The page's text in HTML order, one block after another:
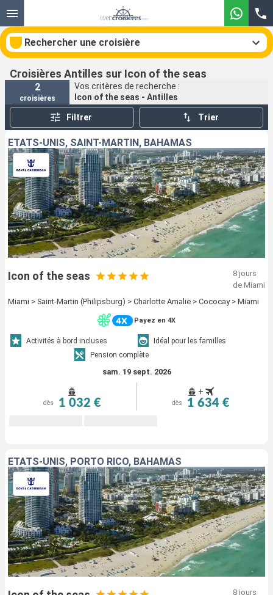
Rechercher une croisière
Nos destinations
Mois de départ
Ports Compagnies
Rechercher
Croisières Antilles sur Icon of the seas
2
croisières
Vos critères de recherche :
Icon of the seas - Antilles
Filtrer Trier
ÉTATS-UNIS, SAINT-MARTIN, BAHAMAS
Icon of the seas
8 jours
de Miami
Miami > Saint-Martin (Philipsburg) > Charlotte Amalie > Cococay > Miami
Payez en 4X
Activités à bord incluses
Idéal pour les familles
Pension complète
sam. 19 sept. 2026
dès 1 032 €
+
dès 1 634 €
ÉTATS-UNIS, PORTO RICO, BAHAMAS
8 jours